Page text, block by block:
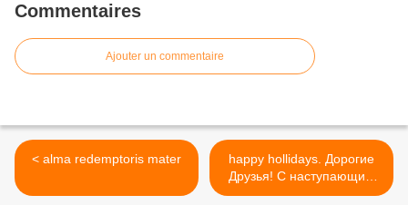
Commentaires
Ajouter un commentaire
< alma redemptoris mater
happy hollidays. Дорогие
Друзья! С наступающим
Новым Годом! >